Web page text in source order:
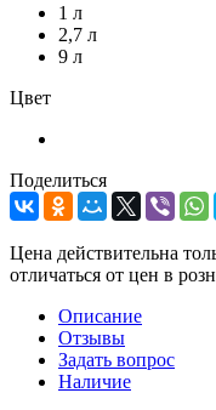
1 л
2,7 л
9 л
Цвет
Поделиться
Цена действительна
отличаться от цен в
Описание
Отзывы
Задать вопрос
Наличие